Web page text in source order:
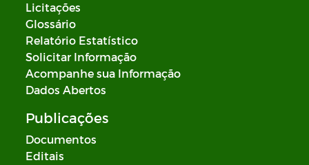
Licitações
Glossário
Relatório Estatístico
Solicitar Informação
Acompanhe sua Informação
Dados Abertos
Publicações
Documentos
Editais